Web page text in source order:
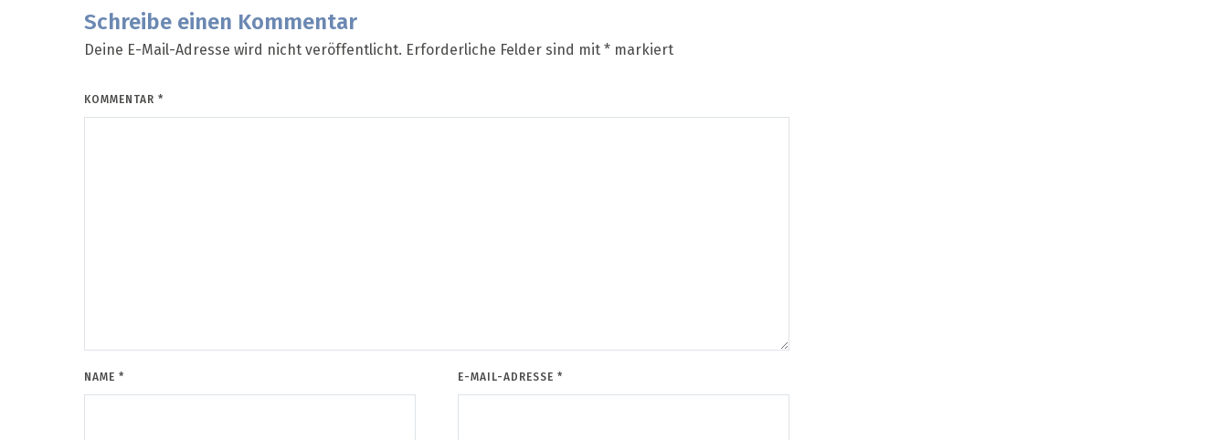
Schreibe einen Kommentar
Deine E-Mail-Adresse wird nicht veröffentlicht. Erforderliche Felder sind mit * markiert
KOMMENTAR *
NAME * E-MAIL-ADRESSE*